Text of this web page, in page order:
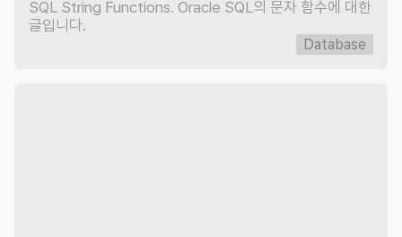
SQL String Functions. Oracle SQL의 문자 함수에 대한
글입니다.
Database